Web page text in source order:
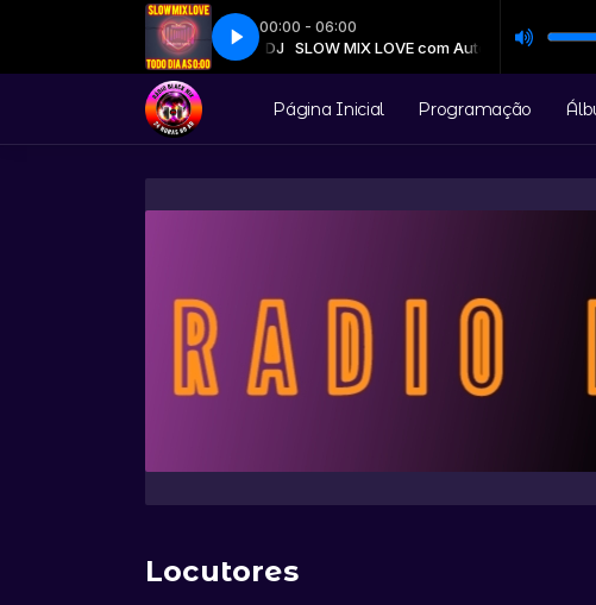
00:00 - 06:00
SLOW MIX LOVE com Auto DJ SLOW MIX LOVE com Auto DJ
THE WHISPER - LADY 2 THE WHISPER - LADY 2
Página Inicial Programação
Locutores